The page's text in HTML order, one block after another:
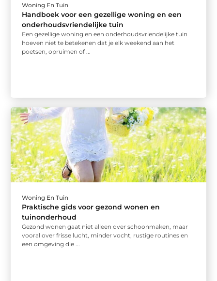
Woning En Tuin
Handboek voor een gezellige woning en een
onderhoudsvriendelijke tuin
Een gezellige woning en een onderhoudsvriendelijke tuin
hoeven niet te betekenen dat je elk weekend aan het
poetsen, opruimen of ...
Woning En Tuin
Praktische gids voor gezond wonen en
tuinonderhoud
Gezond wonen gaat niet alleen over schoonmaken, maar
vooral over frisse lucht, minder vocht, rustige routines en
een omgeving die ...